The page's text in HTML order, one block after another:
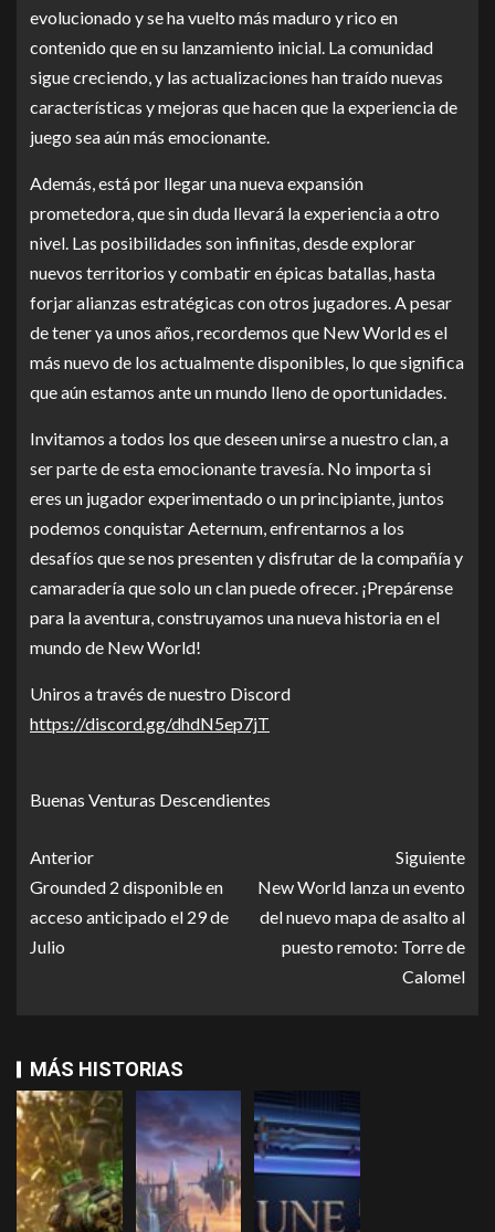
evolucionado y se ha vuelto más maduro y rico en
contenido que en su lanzamiento inicial. La comunidad
sigue creciendo, y las actualizaciones han traído nuevas
características y mejoras que hacen que la experiencia de
juego sea aún más emocionante.
Además, está por llegar una nueva expansión
prometedora, que sin duda llevará la experiencia a otro
nivel. Las posibilidades son infinitas, desde explorar
nuevos territorios y combatir en épicas batallas, hasta
forjar alianzas estratégicas con otros jugadores. A pesar
de tener ya unos años, recordemos que New World es el
más nuevo de los actualmente disponibles, lo que significa
que aún estamos ante un mundo lleno de oportunidades.
Invitamos a todos los que deseen unirse a nuestro clan, a
ser parte de esta emocionante travesía. No importa si
eres un jugador experimentado o un principiante, juntos
podemos conquistar Aeternum, enfrentarnos a los
desafíos que se nos presenten y disfrutar de la compañía y
camaradería que solo un clan puede ofrecer. ¡Prepárense
para la aventura, construyamos una nueva historia en el
mundo de New World!
Uniros a través de nuestro Discord
https://discord.gg/dhdN5ep7jT
Buenas Venturas Descendientes
Anterior
Grounded 2 disponible en
acceso anticipado el 29 de
Julio
Siguiente
New World lanza un evento
del nuevo mapa de asalto al
puesto remoto: Torre de
Calomel
MÁS HISTORIAS